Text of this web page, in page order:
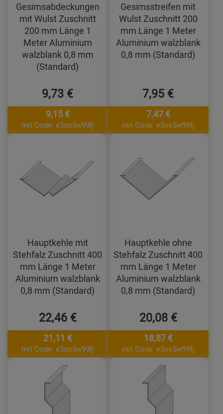
Gesimsabdeckungen
mit Wulst Zuschnitt
200 mm Länge 1
Meter Aluminium
walzblank 0,8 mm
(Standard)
9,73 €
9,15 €
mit Code: e3oc5w99fj
Gesimsstreifen mit
Wulst Zuschnitt 200
mm Länge 1 Meter
Aluminium walzblank
0,8 mm (Standard)
7,95 €
7,47 €
mit Code: e3oc5w99fj
Hauptkehle mit
Stehfalz Zuschnitt 400
mm Länge 1 Meter
Aluminium walzblank
0,8 mm (Standard)
22,46 €
21,11 €
mit Code: e3oc5w99fj
Hauptkehle ohne
Stehfalz Zuschnitt 400
mm Länge 1 Meter
Aluminium walzblank
0,8 mm (Standard)
20,08 €
18,87 €
mit Code: e3oc5w99fj